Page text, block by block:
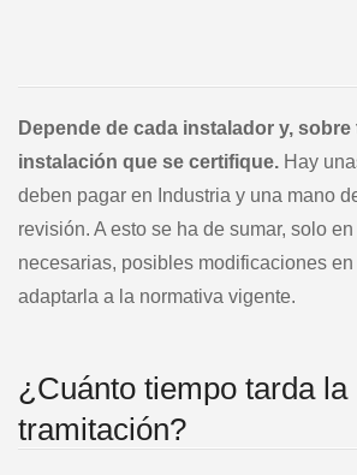
Depende de cada instalador y, sobre
instalación que se certifique. Hay
deben pagar en Industria y una mano
revisión. A esto se ha de sumar, solo
necesarias, posibles modificaciones
adaptarla a la normativa vigente.
¿Cuánto tiempo tarda la
tramitación?